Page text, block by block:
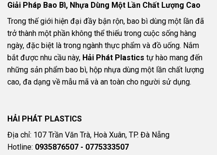
Giải Pháp Bao Bì, Nhựa Dùng Một Lần Chất Lượng Cao
Trong thế giới hiện đại đầy bận rộn, bao bì dùng một lần đã
trở thành một phần không thể thiếu trong cuộc sống hàng
ngày, đặc biệt là trong ngành thực phẩm và đồ uống. Nắm
bắt được nhu cầu này, Hải Phát Plastics tự hào mang đến
những sản phẩm bao bì, hộp nhựa dùng một lần chất lượng
cao, đa dạng về mẫu mã và an toàn cho người sử dụng.
HẢI PHÁT PLASTICS
Địa chỉ: 107 Trần Văn Trà, Hoà Xuân, TP. Đà Nẵng
Hotline: 0935876507 - 0775333507